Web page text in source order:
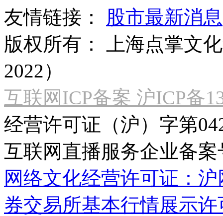
友情链接：
股市最新消息
版权所有：
上海点掌文
2022）
互联网ICP备案 沪ICP备
经营许可证（沪）字第
互联网直播服务企业备案
网络文化经营许可证：
券交易所基本行情展示许